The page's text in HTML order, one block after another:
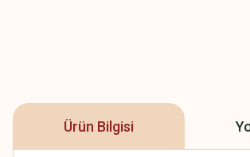
Ürün Bilgisi